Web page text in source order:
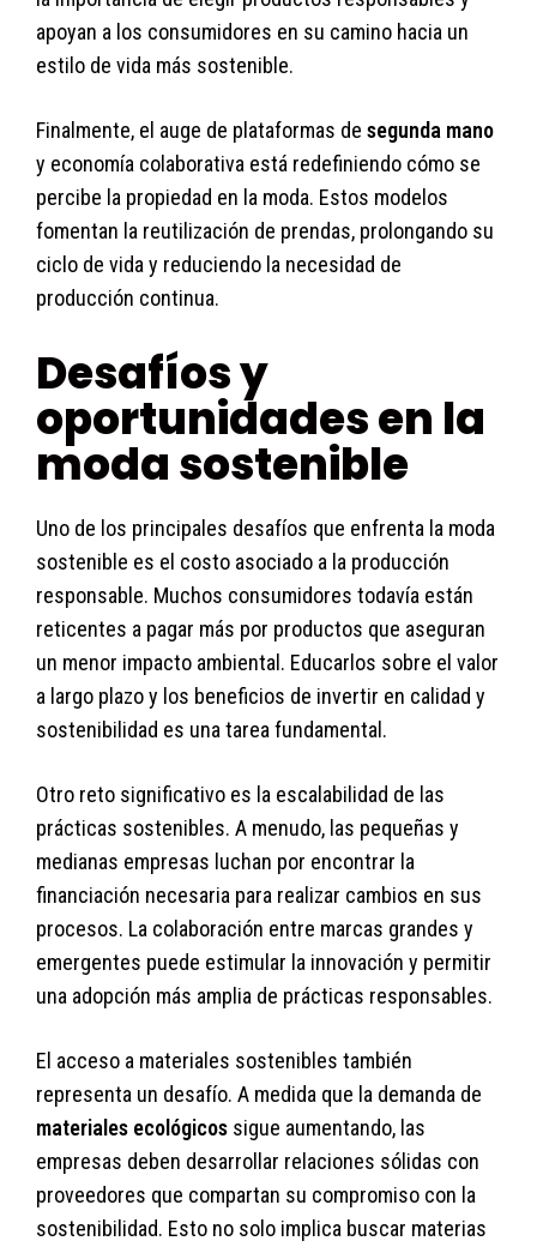
apoyan a los consumidores en su camino hacia un
estilo de vida más sostenible.
Finalmente, el auge de plataformas de segunda mano
y economía colaborativa está redefiniendo cómo se
percibe la propiedad en la moda. Estos modelos
fomentan la reutilización de prendas, prolongando su
ciclo de vida y reduciendo la necesidad de
producción continua.
Desafíos y
oportunidades en la
moda sostenible
Uno de los principales desafíos que enfrenta la moda
sostenible es el costo asociado a la producción
responsable. Muchos consumidores todavía están
reticentes a pagar más por productos que aseguran
un menor impacto ambiental. Educarlos sobre el valor
a largo plazo y los beneficios de invertir en calidad y
sostenibilidad es una tarea fundamental.
Otro reto significativo es la escalabilidad de las
prácticas sostenibles. A menudo, las pequeñas y
medianas empresas luchan por encontrar la
financiación necesaria para realizar cambios en sus
procesos. La colaboración entre marcas grandes y
emergentes puede estimular la innovación y permitir
una adopción más amplia de prácticas responsables.
El acceso a materiales sostenibles también
representa un desafío. A medida que la demanda de
materiales ecológicos sigue aumentando, las
empresas deben desarrollar relaciones sólidas con
proveedores que compartan su compromiso con la
sostenibilidad. Esto no solo implica buscar materias